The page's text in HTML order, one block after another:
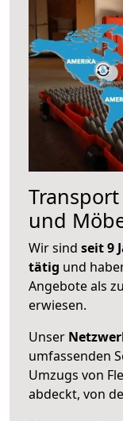
und
Wir sind seit 9
tätig und
Angebote als
erwiesen.
Unser
umfassenden
Umzugs von
abdeckt, von